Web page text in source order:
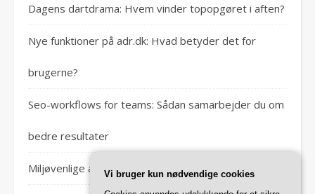
Dagens dartdrama: Hvem vinder topopgøret i aften?
Nye funktioner på adr.dk: Hvad betyder det for
brugerne?
Seo-workflows for teams: Sådan samarbejder du om
bedre resultater
Miljøvenlige alternativer til traditionel algerens
Vi bruger kun nødvendige cookies